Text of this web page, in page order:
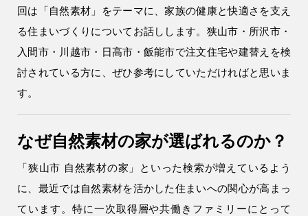
回は「自然素材」をテーマに、家族の健康と快適さを支え
る住まいづくりについてお話しします。狭山市・所沢市・
入間市・川越市・日高市・飯能市で注文住宅や建替えを検
討されている方に、ぜひ参考にしていただければと思いま
す。
なぜ自然素材の家が選ばれるのか？
「狭山市 自然素材の家」といった検索が増えているよう
に、最近では自然素材を活かした住まいへの関心が高まっ
ています。特に一次取得層や共働きファミリーにとって
イベント
営業時間 9時〜18時